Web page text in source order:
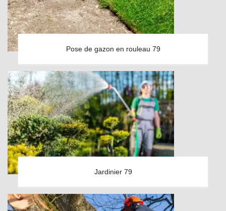
Pose de gazon en rouleau 79
Jardinier 79